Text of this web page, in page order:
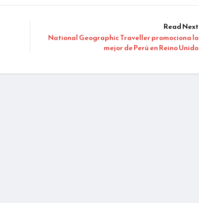
Read Next
National Geographic Traveller promociona lo
mejor de Perú en Reino Unido